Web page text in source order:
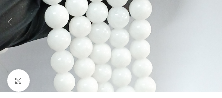
Haga clic para ampliar